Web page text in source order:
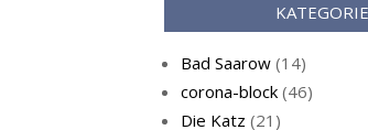
Bad Saarow(14)
corona-block(46)
Die Katz(21)